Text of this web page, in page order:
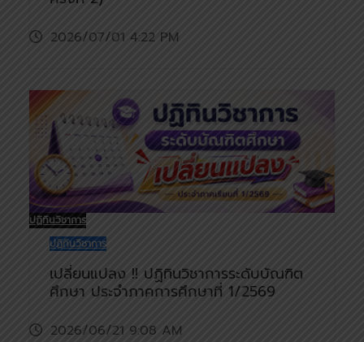
2026/07/01 4:22 PM
ปฏิทินวิชาการ
ปฏิทินวิชาการ
เปลี่ยนแปลง !! ปฏิทินวิชาการระดับบัณฑิต
ศึกษา ประจำภาคการศึกษาที่ 1/2569
2026/06/21 9:08 AM